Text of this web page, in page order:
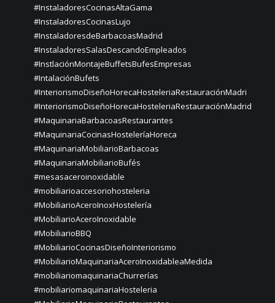
#InstaladoresCocinasAltaGama
#InstaladoresCocinasLujo
#InstaladoresdeBarbacoasMadrid
#InstaladoresSalasDescandoEmpleados
#InstlaciónMontajeBuffetsBufesEmpresas
#IntalaciónBufets
#InteriorismoDiseñoHorecaHosteleriaRestauraciónMadri
#InteriorismoDiseñoHorecaHosteleriaRestauraciónMadrid
#MaquinariaBarbacoasRestaurantes
#MaquinariaCocinasHosteleríaHoreca
#MaquinariaMobiliarioBarbacoas
#MaquinariaMobiliarioBufés
#mesasaceroinoxidable
#mobiliarioaccesoriohosteleria
#MobiliarioAceroInoxHostelería
#MobiliarioAceroInoxidable
#MobiliarioBBQ
#MobiliarioCocinasDiseñoInteriorismo
#MobiliarioMaquinariaAceroInoxidableaMedida
#mobiliariomaquinariaChurrerías
#mobiliariomaquinariaHosteleria